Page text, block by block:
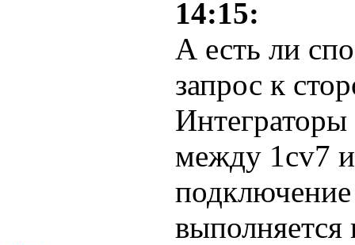
14:15:
А есть ли
запрос к
между 1cv7
выполняется